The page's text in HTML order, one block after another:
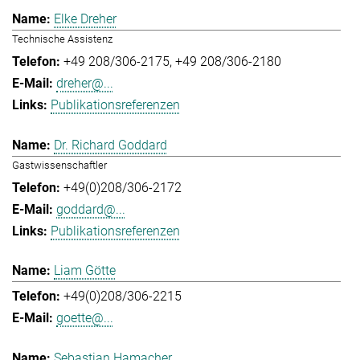
Elke Dreher
Technische Assistenz
+49 208/306-2175 +49 208/306-2180
dreher@...
Publikationsreferenzen
Dr. Richard Goddard
Gastwissenschaftler
+49(0)208/306-2172
goddard@...
Publikationsreferenzen
Liam Götte
+49(0)208/306-2215
goette@...